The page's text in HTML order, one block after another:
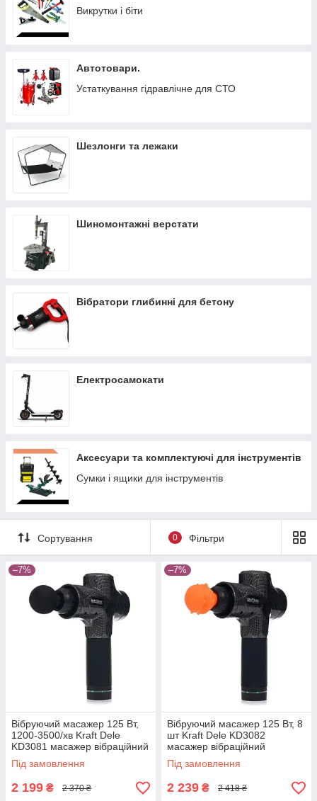
Викрутки і біти
Автотовари.
Устаткування гідравлічне для СТО
Шезлонги та лежаки
Шиномонтажні верстати
Вібратори глибинні для бетону
Електросамокати
Аксесуари та комплектуючі для інструментів
Сумки і ящики для інструментів
Сортування 0 Фільтри
–7%
Вібруючий масажер 125 Вт,
1200-3500/хв Kraft Dele
KD3081 масажер вібраційний
Під замовлення
2 199 ₴ 2 370 ₴
–7%
Вібруючий масажер 125 Вт, 8
шт Kraft Dele KD3082
масажер вібраційний
Під замовлення
2 239 ₴ 2 418 ₴